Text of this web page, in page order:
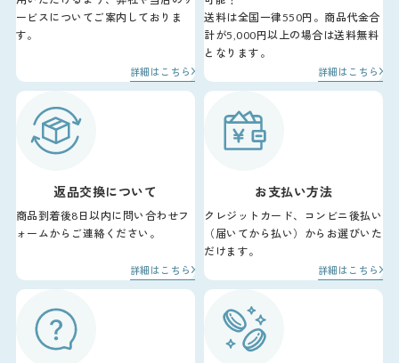
ービスについてご案内しておりま
す。
詳細はこちら
送料は全国一律550円。商品代金合
計が5,000円以上の場合は送料無料
となります。
詳細はこちら
返品交換について
商品到着後8日以内に問い合わせフ
ォームからご連絡ください。
詳細はこちら
お支払い方法
クレジットカード、コンビニ後払い
（届いてから払い）からお選びいた
だけます。
詳細はこちら